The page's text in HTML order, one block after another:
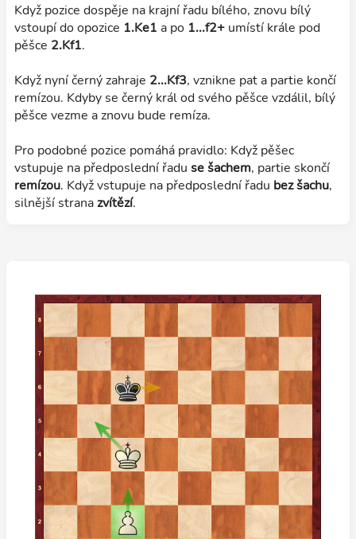
Když pozice dospěje na krajní řadu bílého, znovu bílý
vstoupí do opozice 1.Ke1 a po 1...f2+ umístí krále pod
pěšce 2.Kf1.
Když nyní černý zahraje 2...Kf3, vznikne pat a partie končí
remízou. Kdyby se černý král od svého pěšce vzdálil, bílý
pěšce vezme a znovu bude remíza.
Pro podobné pozice pomáhá pravidlo: Když pěšec
vstupuje na předposlední řadu se šachem, partie skončí
remízou. Když vstupuje na předposlední řadu bez šachu,
silnější stranazvítězí.